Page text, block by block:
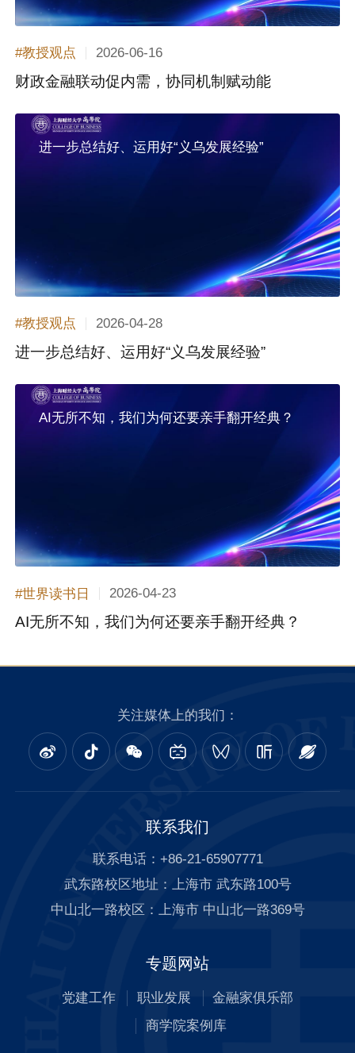
#教授观点 2026-06-16
财政金融联动促内需，协同机制赋动能
进一步总结好、运用好“义乌发展经验”
#教授观点 2026-04-28
进一步总结好、运用好“义乌发展经验”
AI无所不知，我们为何还要亲手翻开经典？
#世界读书日 2026-04-23
AI无所不知，我们为何还要亲手翻开经典？
关注媒体上的我们：
联系我们
联系电话：+86-21-65907771
武东路校区地址：上海市 武东路100号
中山北一路校区：上海市 中山北一路369号
专题网站
党建工作 职业发展
金融家俱乐部
商学院案例库